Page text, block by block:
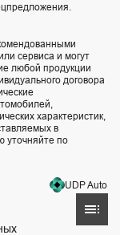
сервиса и могут
любой продукции
договора
характеристик,
в
уточняйте по
UDP Auto